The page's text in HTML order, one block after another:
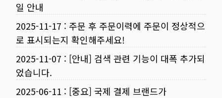
일 안내
2025-11-17 : 주문 후 주문이력에 주문이 정상적으
로 표시되는지 확인해주세요!
2025-11-07 : [안내] 검색 관련 기능이 대폭 추가되
었습니다.
2025-06-11 : [중요] 국제 결제 브랜드가